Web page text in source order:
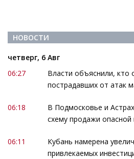
НОВОСТИ
четверг, 6 Авг
06:27
Власти объяснили, кто
пострадавших от атак
06:18
В Подмосковье и
схему продажи
06:11
Кубань намерена
привлекаемых